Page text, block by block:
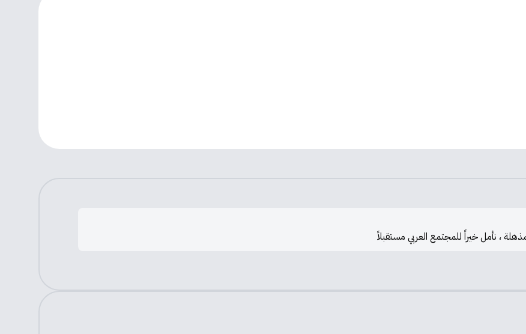
، نأمل خيراً للمجتمع العربي مستقبلاً